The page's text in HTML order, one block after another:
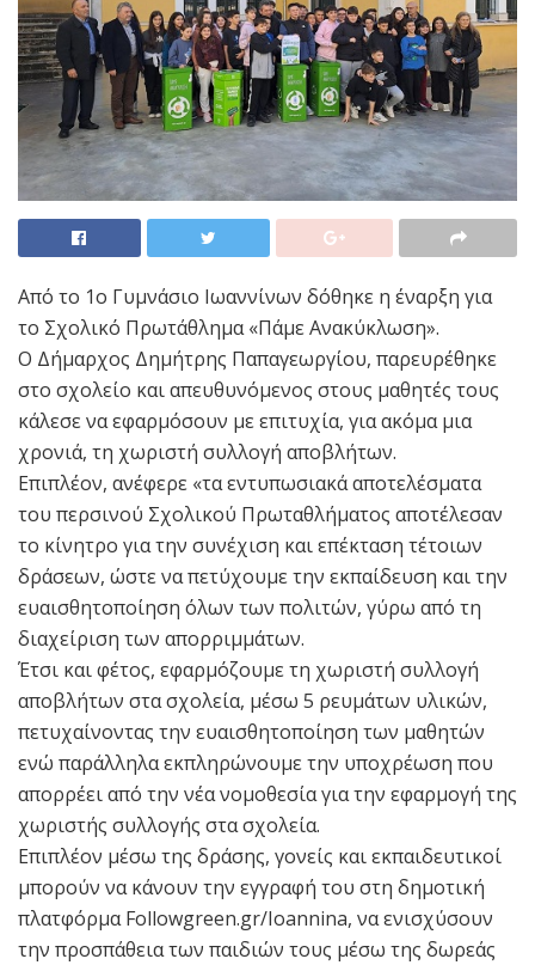
Από το 1ο Γυμνάσιο Ιωαννίνων δόθηκε η έναρξη για
το Σχολικό Πρωτάθλημα «Πάμε Ανακύκλωση».
Ο Δήμαρχος Δημήτρης Παπαγεωργίου, παρευρέθηκε
στο σχολείο και απευθυνόμενος στους μαθητές τους
κάλεσε να εφαρμόσουν με επιτυχία, για ακόμα μια
χρονιά, τη χωριστή συλλογή αποβλήτων.
Επιπλέον, ανέφερε «τα εντυπωσιακά αποτελέσματα
του περσινού Σχολικού Πρωταθλήματος αποτέλεσαν
το κίνητρο για την συνέχιση και επέκταση τέτοιων
δράσεων, ώστε να πετύχουμε την εκπαίδευση και την
ευαισθητοποίηση όλων των πολιτών, γύρω από τη
διαχείριση των απορριμμάτων.
Έτσι και φέτος, εφαρμόζουμε τη χωριστή συλλογή
αποβλήτων στα σχολεία, μέσω 5 ρευμάτων υλικών,
πετυχαίνοντας την ευαισθητοποίηση των μαθητών
ενώ παράλληλα εκπληρώνουμε την υποχρέωση που
απορρέει από την νέα νομοθεσία για την εφαρμογή της
χωριστής συλλογής στα σχολεία.
Επιπλέον μέσω της δράσης, γονείς και εκπαιδευτικοί
μπορούν να κάνουν την εγγραφή του στη δημοτική
πλατφόρμα Followgreen.gr/Ioannina, να ενισχύσουν
την προσπάθεια των παιδιών τους μέσω της δωρεάς